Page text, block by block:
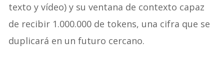
texto y vídeo) y su ventana de contexto capaz
de recibir 1.000.000 de tokens, una cifra que se
duplicará en un futuro cercano.